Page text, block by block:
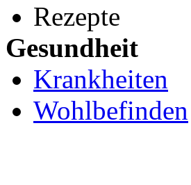
Rezepte
Gesundheit
Krankheiten
Wohlbefinden